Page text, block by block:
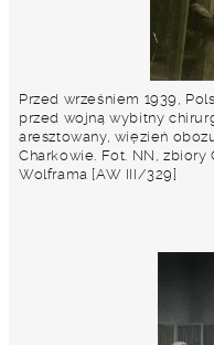
Przed wrześniem 1939,
przed wojną wybitny
aresztowany, więzień
Charkowie. Fot. NN, zbiory
Wolframa [AW III/329]